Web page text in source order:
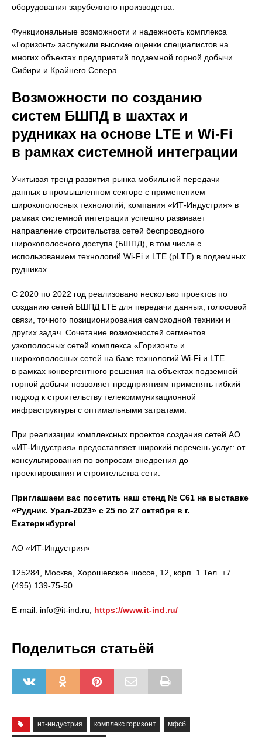
оборудования зарубежного производства.
Функциональные возможности и надежность комплекса
«Горизонт» заслужили высокие оценки специалистов на
многих объектах предприятий подземной горной добычи
Сибири и Крайнего Севера.
Возможности по созданию
систем БШПД в шахтах и
рудниках на основе LTE и Wi-Fi
в рамках системной интеграции
Учитывая тренд развития рынка мобильной передачи
данных в промышленном секторе с применением
широкополосных технологий, компания «ИТ-Индустрия» в
рамках системной интеграции успешно развивает
направление строительства сетей беспроводного
широкополосного доступа (БШПД), в том числе с
использованием технологий Wi-Fi и LTE (pLTE) в подземных
рудниках.
С 2020 по 2022 год реализовано несколько проектов по
созданию сетей БШПД LTE для передачи данных, голосовой
связи, точного позиционирования самоходной техники и
других задач. Сочетание возможностей сегментов
узкополосных сетей комплекса «Горизонт» и
широкополосных сетей на базе технологий Wi-Fi и LTE
в рамках конвергентного решения на объектах подземной
горной добычи позволяет предприятиям применять гибкий
подход к строительству телекоммуникационной
инфраструктуры с оптимальными затратами.
При реализации комплексных проектов создания сетей АО
«ИТ-Индустрия» предоставляет широкий перечень услуг: от
консультирования по вопросам внедрения до
проектирования и строительства сети.
Приглашаем вас посетить наш стенд № С61 на выставке
«Рудник. Урал-2023» с 25 по 27 октября в г.
Екатеринбурге!
АО «ИТ-Индустрия»
125284, Москва, Хорошевское шоссе, 12, корп. 1 Тел. +7
(495) 139-75-50
E-mail: info@it-ind.ru, https://www.it-ind.ru/
Поделиться статьёй
ит-индустрия комплекс горизонт мфсб